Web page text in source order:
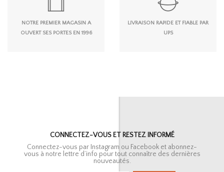
NOTRE PREMIER MAGASIN A
OUVERT SES PORTES EN 1996
LIVRAISON RAPIDE ET FIABLE PAR
UPS
CONNECTEZ-VOUS ET RESTEZ INFORMÉ
Connectez-vous par Instagram ou Facebook et abonnez-
vous à notre lettre d’info pour tout connaître des dernières
nouveautés.